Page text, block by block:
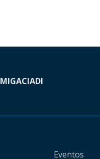
MIGACIADI
Eventos